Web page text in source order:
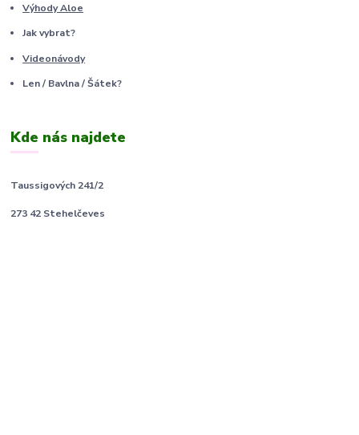
Výhody Aloe
Jak vybrat?
Videonávody
Len / Bavlna / Šátek?
Kde nás najdete
Taussigových 241/2
273 42 Stehelčeves